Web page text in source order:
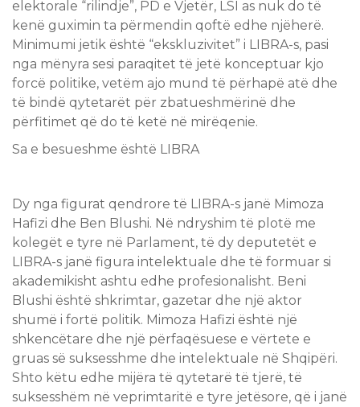
elektorale “rilindje”, PD e Vjetër, LSI as nuk do të
kenë guximin ta përmendin qoftë edhe njëherë.
Minimumi jetik është “ekskluzivitet” i LIBRA-s, pasi
nga mënyra sesi paraqitet të jetë konceptuar kjo
forcë politike, vetëm ajo mund të përhapë atë dhe
të bindë qytetarët për zbatueshmërinë dhe
përfitimet që do të ketë në mirëqenie.
Sa e besueshme është LIBRA
Dy nga figurat qendrore të LIBRA-s janë Mimoza
Hafizi dhe Ben Blushi. Në ndryshim të plotë me
kolegët e tyre në Parlament, të dy deputetët e
LIBRA-s janë figura intelektuale dhe të formuar si
akademikisht ashtu edhe profesionalisht. Beni
Blushi është shkrimtar, gazetar dhe një aktor
shumë i fortë politik. Mimoza Hafizi është një
shkencëtare dhe një përfaqësuese e vërtete e
gruas së suksesshme dhe intelektuale në Shqipëri.
Shto këtu edhe mijëra të qytetarë të tjerë, të
suksesshëm në veprimtaritë e tyre jetësore, që i janë